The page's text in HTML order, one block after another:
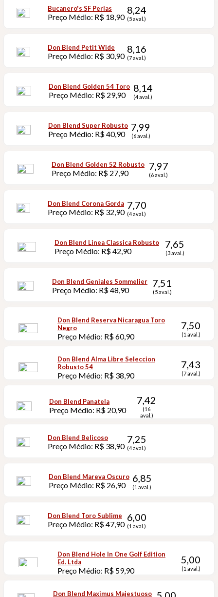
Bucanero's SF Perlas
Preço Médio: R$ 18,90
8,24
(5 aval.)
Don Blend Petit Wide
Preço Médio: R$ 30,90
8,16
(7 aval.)
Don Blend Golden 54 Toro
Preço Médio: R$ 29,90
8,14
(4 aval.)
Don Blend Super Robusto
Preço Médio: R$ 40,90
7,99
(6 aval.)
Don Blend Golden 52 Robusto
Preço Médio: R$ 27,90
7,97
(6 aval.)
Don Blend Corona Gorda
Preço Médio: R$ 32,90
7,70
(4 aval.)
Don Blend Linea Classica Robusto
Preço Médio: R$ 42,90
7,65
(3 aval.)
Don Blend Geniales Sommelier
Preço Médio: R$ 48,90
7,51
(5 aval.)
Don Blend Reserva Nicaragua Toro
Negro
Preço Médio: R$ 60,90
7,50
(1 aval.)
Don Blend Alma Libre Seleccion
Robusto 54
Preço Médio: R$ 38,90
7,43
(7 aval.)
Don Blend Panatela
Preço Médio: R$ 20,90
7,42
(16
aval.)
Don Blend Belicoso
Preço Médio: R$ 38,90
7,25
(4 aval.)
Don Blend Mareva Oscuro
Preço Médio: R$ 26,90
6,85
(1 aval.)
Don Blend Toro Sublime
Preço Médio: R$ 47,90
6,00
(1 aval.)
Don Blend Hole In One Golf Edition
Ed. Ltda
Preço Médio: R$ 59,90
5,00
(1 aval.)
Don Blend Maximus Majestuoso